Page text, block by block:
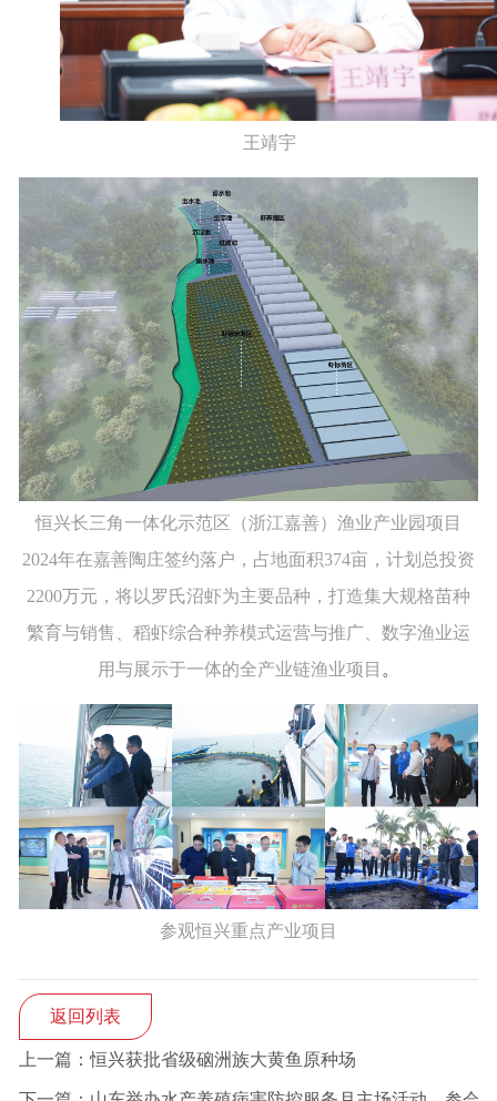
王靖宇
恒兴长三角一体化示范区（浙江嘉善）渔业产业园项目
2024年在嘉善陶庄签约落户，占地面积374亩，计划总投资
2200万元 ， 将 以罗氏沼虾为主要品种，打造集大规格苗种
繁育与销售、稻虾综合种养模式运营与推广、数字渔业运
用与展示于一体的全产业链渔业项目 。
参观恒兴重点产业项目
返回列表
上一篇：恒兴获批省级硇洲族大黄鱼原种场